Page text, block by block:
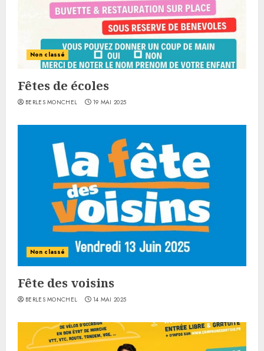
Non classé
Fêtes de écoles
BERLES MONCHEL 19 MAI 2025
Non classé
Fête des voisins
BERLES MONCHEL 14 MAI 2025